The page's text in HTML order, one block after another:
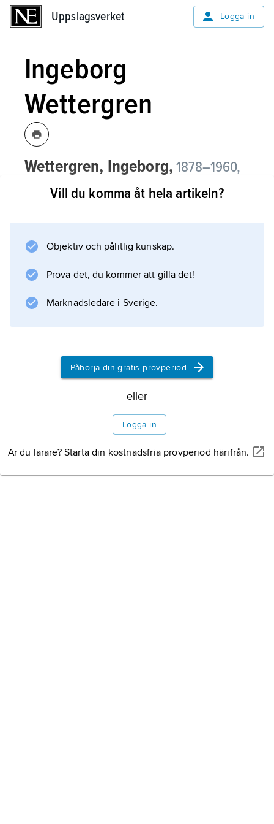
Uppslagsverket Logga in
Ingeborg
Wettergren
Wettergren, Ingeborg, 1878–1960,
textilkonstnär, syster till Erik Wettergren
och Anna Wettergren-Behm.
format med landskaps- och blommotiv eller
medeltida konstart.
Vill du komma åt hela artikeln?
Objektiv och pålitlig kunskap.
Prova det, du kommer att gilla det!
Marknadsledare i Sverige.
Påbörja din gratis provperiod
eller
Logga in
Är du lärare? Starta din kostnadsfria provperiod härifrån.